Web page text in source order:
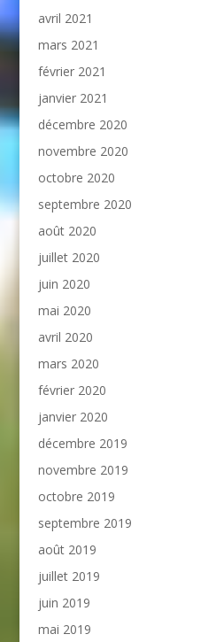
avril 2021
mars 2021
février 2021
janvier 2021
décembre 2020
novembre 2020
octobre 2020
septembre 2020
août 2020
juillet 2020
juin 2020
mai 2020
avril 2020
mars 2020
février 2020
janvier 2020
décembre 2019
novembre 2019
octobre 2019
septembre 2019
août 2019
juillet 2019
juin 2019
mai 2019